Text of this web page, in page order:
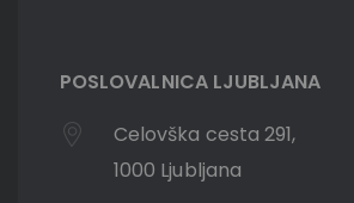
POSLOVALNICA LJUBLJANA
Celovška cesta 291,
1000 Ljubljana